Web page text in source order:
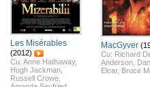
Les Misérables
(2012)
Cu: Anne Hathaway,
Hugh Jackman
Russell Crowe
MacGyver
Cu: Richard
Anderson
Elcar, Bruce